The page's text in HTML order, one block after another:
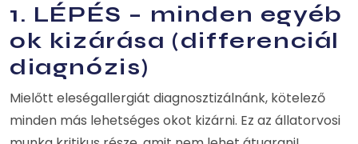
1. LÉPÉS – minden egyéb
ok kizárása (differenciál
diagnózis)
Mielőtt eleségallergiát diagnosztizálnánk, kötelező
minden más lehetséges okot kizárni. Ez az állatorvosi